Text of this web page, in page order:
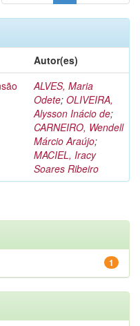
Autor(es)
ALVES, Maria
Odete; OLIVEIRA,
Alysson Inácio de;
CARNEIRO, Wendell
Márcio Araújo;
MACIEL, Iracy
Soares Ribeiro
1